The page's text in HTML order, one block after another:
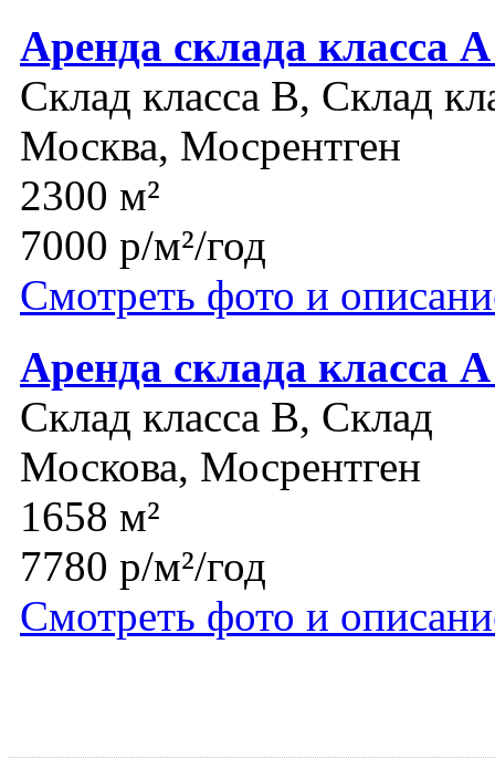
Аренда склада класса
Склад класса B, Склад
Москва, Мосрентген
2300 м²
7000 р/м²/год
Смотреть фото и
Аренда склада класса
Склад класса B, Склад
Москова, Мосрентген
1658 м²
7780 р/м²/год
Смотреть фото и